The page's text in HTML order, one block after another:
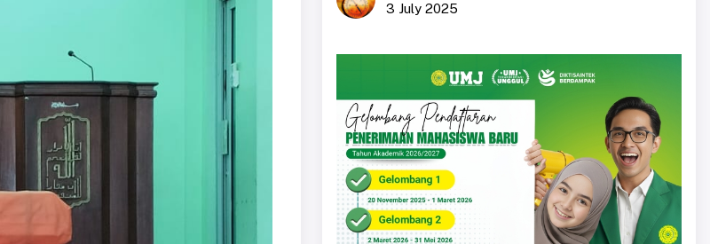
3 July 2025